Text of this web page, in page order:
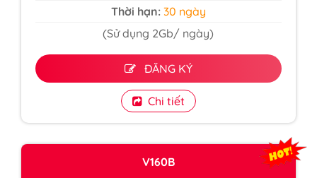
Thời hạn:30 ngày
(Sử dụng 2Gb/ ngày)
ĐĂNG KÝ
Chi tiết
V160B